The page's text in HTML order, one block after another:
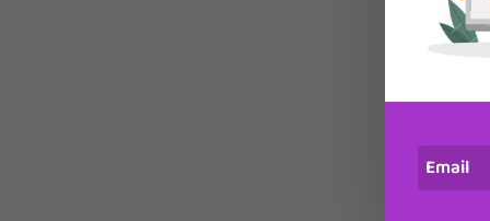
€
Neuf